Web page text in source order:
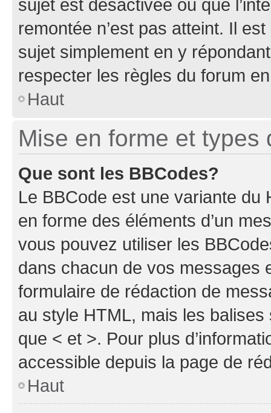
sujet est désactivée ou que
remontée n’est pas atteint. Il
sujet simplement en y
respecter les règles du forum
Haut
Mise en forme et types
Que sont les BBCodes?
Le BBCode est une variante du
en forme des éléments d’un
vous pouvez utiliser les
dans chacun de vos messages
formulaire de rédaction de
au style HTML, mais les
que < et >. Pour plus
accessible depuis la page de
Haut